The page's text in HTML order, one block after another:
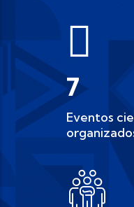
8
Eventos